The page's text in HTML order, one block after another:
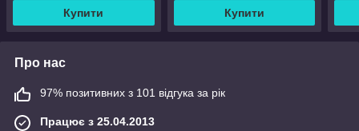
Купити Купити
Про нас
97% позитивних з 101 відгука за рік
Працює з 25.04.2013